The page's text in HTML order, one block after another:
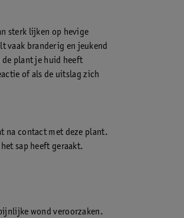
sterk lijken op hevige
vaak branderig en jeukend
de plant je huid heeft
of als de uitslag zich
na contact met deze plant.
sap heeft geraakt.
wond veroorzaken.